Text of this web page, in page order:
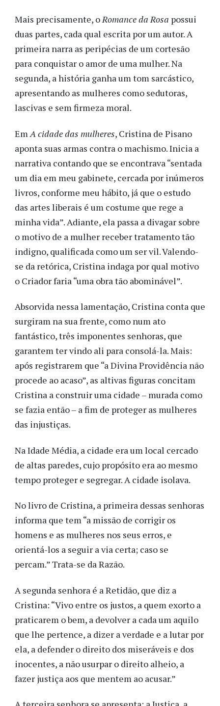
Mais precisamente, oRomance da Rosa possui
duas partes, cada qual escrita por um autor. A
primeira narra as peripécias de um cortesão
para conquistar o amor de uma mulher. Na
segunda, a história ganha um tom sarcástico,
apresentando as mulheres como sedutoras,
lascivas e sem firmeza moral.
EmA cidade das mulheres, Cristina de Pisano
aponta suas armas contra o machismo. Inicia a
narrativa contando que se encontrava “sentada
um dia em meu gabinete, cercada por inúmeros
livros, conforme meu hábito, já que o estudo
das artes liberais é um costume que rege a
minha vida”. Adiante, ela passa a divagar sobre
o motivo de a mulher receber tratamento tão
indigno, qualificada como um ser vil. Valendo-
se da retórica, Cristina indaga por qual motivo
o Criador faria “uma obra tão abominável”.
Absorvida nessa lamentação, Cristina conta que
surgiram na sua frente, como num ato
fantástico, três imponentes senhoras, que
garantem ter vindo ali para consolá-la. Mais:
após registrarem que “a Divina Providência não
procede ao acaso”, as altivas figuras concitam
Cristina a construir uma cidade – murada como
se fazia então – a fim de proteger as mulheres
das injustiças.
Na Idade Média, a cidade era um local cercado
de altas paredes, cujo propósito era ao mesmo
tempo proteger e segregar. A cidade isolava.
No livro de Cristina, a primeira dessas senhoras
informa que tem “a missão de corrigir os
homens e as mulheres nos seus erros, e
orientá-los a seguir a via certa; caso se
percam.” Trata-se da Razão.
A segunda senhora é a Retidão, que diz a
Cristina: “Vivo entre os justos, a quem exorto a
praticarem o bem, a devolver a cada um aquilo
que lhe pertence, a dizer a verdade e a lutar por
ela, a defender o direito dos miseráveis e dos
inocentes, a não usurpar o direito alheio, a
fazer justiça aos que mentem ao acusar.”